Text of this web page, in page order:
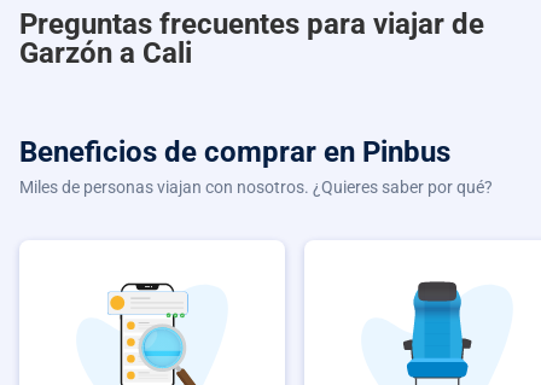
Preguntas frecuentes para viajar de
Garzón a Cali
Beneficios de comprar en Pinbus
Miles de personas viajan con nosotros. ¿Quieres saber por qué?